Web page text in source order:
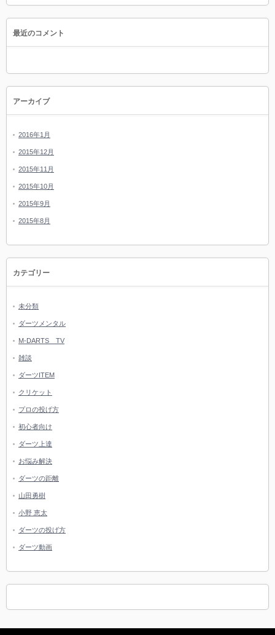
最近のコメント
アーカイブ
2016年1月
2015年12月
2015年11月
2015年10月
2015年9月
2015年8月
カテゴリー
未分類
ダーツメンタル
M-DARTS TV
雑談
ダーツITEM
クリケット
プロの投げ方
初心者向け
ダーツ上達
お悩み解決
ダーツの距離
山田勇樹
小野 恵太
ダーツの投げ方
ダーツ動画